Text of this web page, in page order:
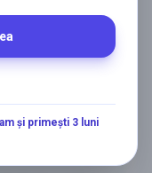
și primești 3 luni
care